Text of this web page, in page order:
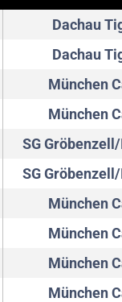
Dachau
Dachau
München
München
SG
SG
München
München
München
München